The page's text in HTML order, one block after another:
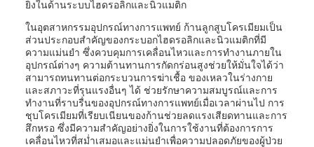
ยิ่งในด้านระบบไฮดรอลิกและนิวแมติก
ในอุตสาหกรรมอุปกรณ์ทางการแพทย์ ก้านลูกสูบโครเมียมเป็น
ส่วนประกอบสำคัญของกระบอกไฮดรอลิกและนิวแมติกที่มี
ความแม่นยำ ซึ่งควบคุมการเคลื่อนไหวและการทำงานภายใน
อุปกรณ์ต่างๆ ความต้านทานการกัดกร่อนสูงช่วยให้มั่นใจได้ว่า
สามารถทนทานต่อกระบวนการฆ่าเชื้อ ของเหลวในร่างกาย
และสภาวะที่รุนแรงอื่นๆ ได้ ช่วยรักษาความสมบูรณ์และการ
ทำงานที่ราบรื่นของอุปกรณ์ทางการแพทย์เมื่อเวลาผ่านไป การ
ชุบโครเมียมที่เรียบเนียนของก้านช่วยลดแรงเสียดทานและการ
สึกหรอ ซึ่งมีความสำคัญอย่างยิ่งในการใช้งานที่ต้องการการ
เคลื่อนไหวที่สม่ำเสมอและแม่นยำเพื่อความปลอดภัยของผู้ป่วย